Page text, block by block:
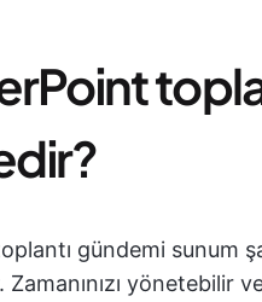
gündemi sunum
yönetebilir